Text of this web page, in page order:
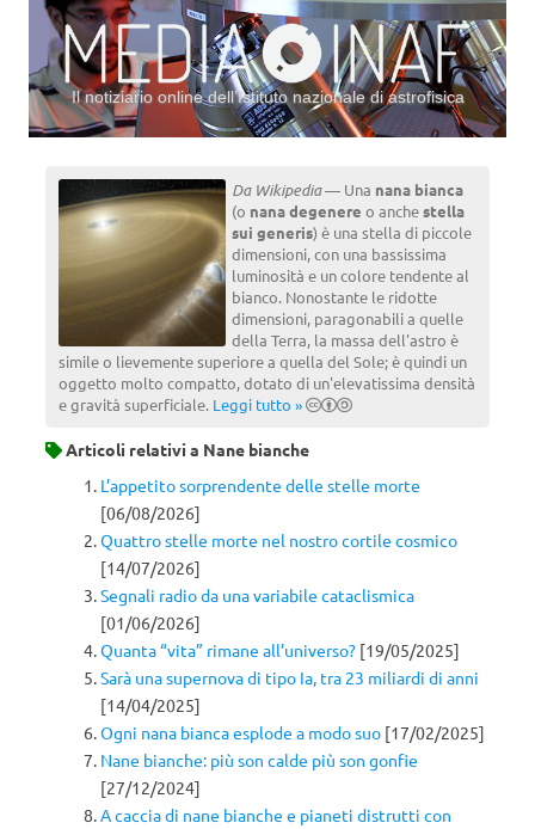
Il notiziario online dell’Istituto nazionale di astrofisica
Da Wikipedia— Una nana bianca
(o nana degenere o anchestella
sui generis) è una stella di piccole
dimensioni, con una bassissima
luminosità e un colore tendente al
bianco. Nonostante le ridotte
dimensioni, paragonabili a quelle
della Terra, la massa dell'astro è
simile o lievemente superiore a quella del Sole; è quindi un
oggetto molto compatto, dotato di un'elevatissima densità
e gravità superficiale. Leggi tutto »
Articoli relativi a Nane bianche
L’appetito sorprendente delle stelle morte
[06/08/2026]
Quattro stelle morte nel nostro cortile cosmico
[14/07/2026]
Segnali radio da una variabile cataclismica
[01/06/2026]
Quanta “vita” rimane all’universo? [19/05/2025]
Sarà una supernova di tipo Ia, tra 23 miliardi di anni
[14/04/2025]
Ogni nana bianca esplode a modo suo [17/02/2025]
Nane bianche: più son calde più son gonfie
[27/12/2024]
A caccia di nane bianche e pianeti distrutti con